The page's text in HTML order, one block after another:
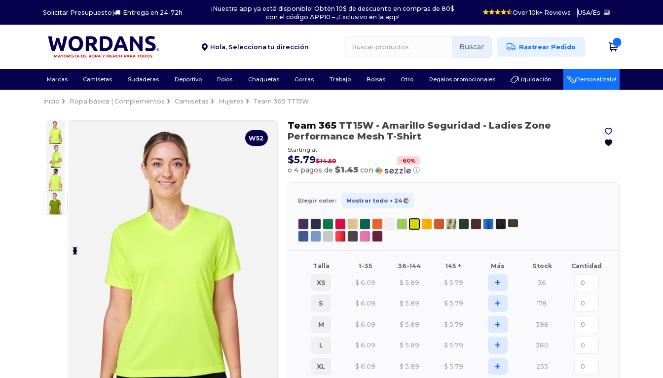
Solicitar Presupuesto| Entrega en 24-72h
¡Nuestra app ya está disponible! Obtén 10$ de descuento en compras de 80$
con el código APP10 – ¡Exclusivo en la app!
Over 10k+ Reviews USA/Es
Hola, Selecciona tu dirección Buscar Rastrear Pedido
Marcas Camisetas Sudaderas Deportivo Polos Chaquetas Gorras Trabajo Bolsas Otro Regalos promocionales Liquidación ¡Personalízalo!
Inicio Ropa básica | Complementos Camisetas Mujeres Team 365 TT15W
W52
Team 365TT15W - Amarillo Seguridad - Ladies Zone
Performance Mesh T-Shirt
Starting at
$5.79$14.50 -60%
o 4 pagos de $1.45con ⓘ
Elegir color: Mostrar todo + 24
Talla 1-35 36-144 145 + Más Stock Cantidad
XS $ 6.09 $ 5.89 $ 5.79 + 36
S $ 6.09 $ 5.89 $ 5.79 + 178
M $ 6.09 $ 5.89 $ 5.79 + 398
L $ 6.09 $ 5.89 $ 5.79 + 380
XL $ 6.09 $ 5.89 $ 5.79 + 255